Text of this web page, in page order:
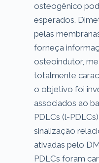
osteogênico
esperados.
pelas
forneça
osteoindutor,
totalmente
o objetivo foi
associados ao
PDLCs (l-
sinalização
ativadas pelo
PDLCs foram